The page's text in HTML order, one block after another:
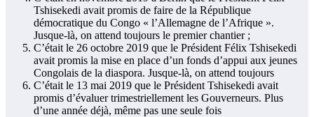
Tshisekedi avait promis de faire de la République
démocratique du Congo « l’Allemagne de l’Afrique ».
Jusque-là, on attend toujours le premier chantier ;
C’était le 26 octobre 2019 que le Président Félix Tshisekedi
avait promis la mise en place d’un fonds d’appui aux jeunes
Congolais de la diaspora. Jusque-là, on attend toujours
C’était le 13 mai 2019 que le Président Tshisekedi avait
promis d’évaluer trimestriellement les Gouverneurs. Plus
d’une année déjà, même pas une seule fois